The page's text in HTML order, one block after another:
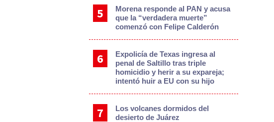
Morena responde al PAN y acusa
que la “verdadera muerte”
comenzó con Felipe Calderón
Expolicía de Texas ingresa al
penal de Saltillo tras triple
homicidio y herir a su expareja;
intentó huir a EU con su hijo
Los volcanes dormidos del
desierto de Juárez